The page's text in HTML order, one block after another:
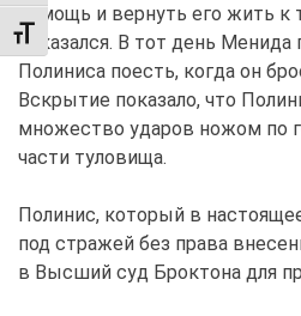
TOGGLE FONT SIZE
помощь и вернуть его жить к
отказался. В тот день Менида
Полиниса поесть, когда он
Вскрытие показало, что
множество ударов ножом по
части туловища.
Полинис, который в
под стражей без права
в Высший суд Броктона для